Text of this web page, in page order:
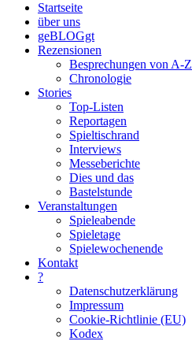
Startseite
über uns
geBLOGgt
Rezensionen
Besprechungen von A-Z
Chronologie
Stories
Top-Listen
Reportagen
Spieltischrand
Interviews
Messeberichte
Dies und das
Bastelstunde
Veranstaltungen
Spieleabende
Spieletage
Spielewochenende
Kontakt
?
Datenschutzerklärung
Impressum
Cookie-Richtlinie (EU)
Kodex